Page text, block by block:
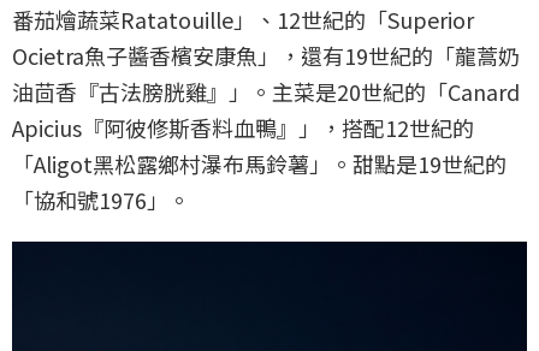
番茄燴蔬菜Ratatouille」、12世紀的「Superior
Ocietra魚子醬香檳安康魚」，還有19世紀的「龍蒿奶
油茴香『古法膀胱雞』」。主菜是20世紀的「Canard
Apicius『阿彼修斯香料血鴨』」，搭配12世紀的
「Aligot黑松露鄉村瀑布馬鈴薯」。甜點是19世紀的
「協和號1976」。